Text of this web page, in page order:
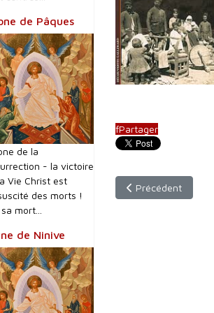
de Pâques
de la
- la victoire
Vie Christ est
des morts !
mort...
de Ninive
fPartager
Article précédent :
Précédent